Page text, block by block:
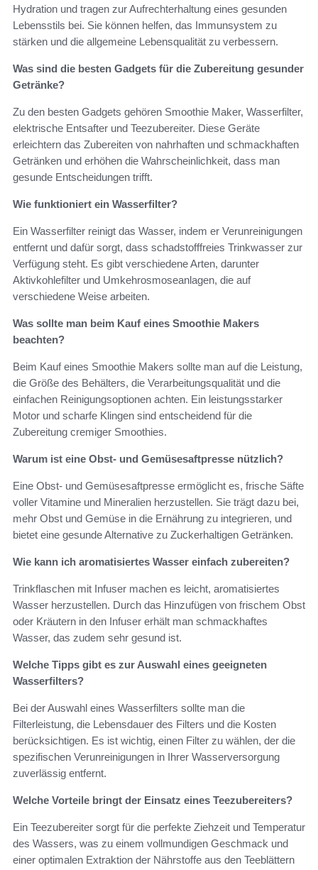
Hydration und tragen zur Aufrechterhaltung eines gesunden
Lebensstils bei. Sie können helfen, das Immunsystem zu
stärken und die allgemeine Lebensqualität zu verbessern.
Was sind die besten Gadgets für die Zubereitung gesunder
Getränke?
Zu den besten Gadgets gehören Smoothie Maker, Wasserfilter,
elektrische Entsafter und Teezubereiter. Diese Geräte
erleichtern das Zubereiten von nahrhaften und schmackhaften
Getränken und erhöhen die Wahrscheinlichkeit, dass man
gesunde Entscheidungen trifft.
Wie funktioniert ein Wasserfilter?
Ein Wasserfilter reinigt das Wasser, indem er Verunreinigungen
entfernt und dafür sorgt, dass schadstofffreies Trinkwasser zur
Verfügung steht. Es gibt verschiedene Arten, darunter
Aktivkohlefilter und Umkehrosmoseanlagen, die auf
verschiedene Weise arbeiten.
Was sollte man beim Kauf eines Smoothie Makers
beachten?
Beim Kauf eines Smoothie Makers sollte man auf die Leistung,
die Größe des Behälters, die Verarbeitungsqualität und die
einfachen Reinigungsoptionen achten. Ein leistungsstarker
Motor und scharfe Klingen sind entscheidend für die
Zubereitung cremiger Smoothies.
Warum ist eine Obst- und Gemüsesaftpresse nützlich?
Eine Obst- und Gemüsesaftpresse ermöglicht es, frische Säfte
voller Vitamine und Mineralien herzustellen. Sie trägt dazu bei,
mehr Obst und Gemüse in die Ernährung zu integrieren, und
bietet eine gesunde Alternative zu Zuckerhaltigen Getränken.
Wie kann ich aromatisiertes Wasser einfach zubereiten?
Trinkflaschen mit Infuser machen es leicht, aromatisiertes
Wasser herzustellen. Durch das Hinzufügen von frischem Obst
oder Kräutern in den Infuser erhält man schmackhaftes
Wasser, das zudem sehr gesund ist.
Welche Tipps gibt es zur Auswahl eines geeigneten
Wasserfilters?
Bei der Auswahl eines Wasserfilters sollte man die
Filterleistung, die Lebensdauer des Filters und die Kosten
berücksichtigen. Es ist wichtig, einen Filter zu wählen, der die
spezifischen Verunreinigungen in Ihrer Wasserversorgung
zuverlässig entfernt.
Welche Vorteile bringt der Einsatz eines Teezubereiters?
Ein Teezubereiter sorgt für die perfekte Ziehzeit und Temperatur
des Wassers, was zu einem vollmundigen Geschmack und
einer optimalen Extraktion der Nährstoffe aus den Teeblättern